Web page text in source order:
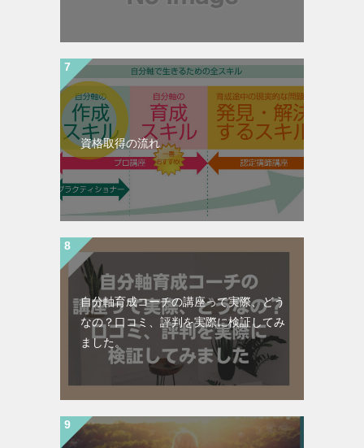
資格取得の流れ
自分軸育成コーチの講座って実際、どう
なの？口コミ、評判を実際に検証してみ
ました。